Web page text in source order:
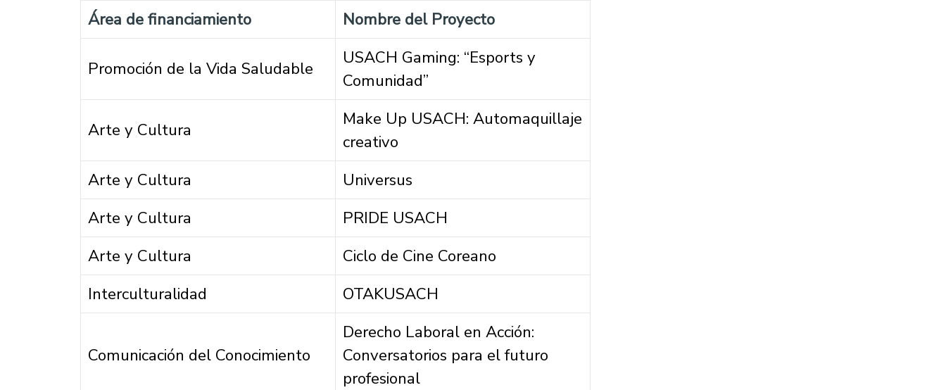
Área de financiamiento
Nombre del Proyecto
Promoción de la Vida Saludable
USACH Gaming: “Esports y
Comunidad”
Arte y Cultura
Make Up USACH: Automaquillaje
creativo
Arte y Cultura
Universus
Arte y Cultura
PRIDE USACH
Arte y Cultura
Ciclo de Cine Coreano
Interculturalidad
OTAKUSACH
Comunicación del Conocimiento
Derecho Laboral en Acción:
Conversatorios para el futuro
profesional